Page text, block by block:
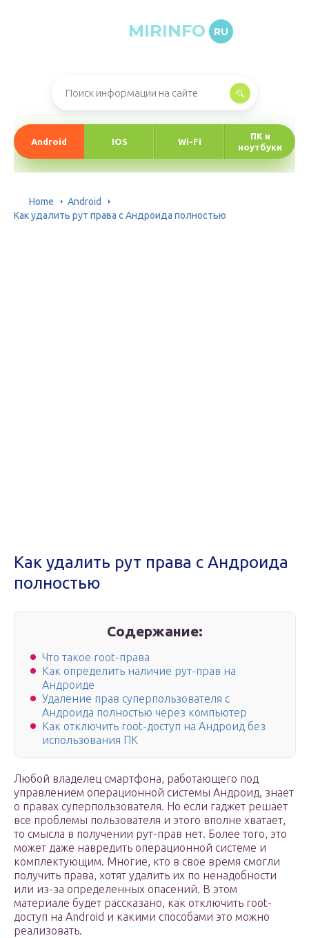
MIRINFO RU
Android IOS Wi-Fi
ПК и
ноутбуки
Home
Android
Как удалить рут права с Андроида полностью
Как удалить рут права с Андроида
полностью
Содержание:
Что такое root-права
Как определить наличие рут-прав на
Андроиде
Удаление прав суперпользователя с
Андроида полностью через компьютер
Как отключить root-доступ на Андроид без
использования ПК
Любой владелец смартфона, работающего под
управлением операционной системы Андроид, знает
о правах суперпользователя. Но если гаджет решает
все проблемы пользователя и этого вполне хватает,
то смысла в получении рут-прав нет. Более того, это
может даже навредить операционной системе и
комплектующим. Многие, кто в свое время смогли
получить права, хотят удалить их по ненадобности
или из-за определенных опасений. В этом
материале будет рассказано, как отключить root-
доступ на Android и какими способами это можно
реализовать.